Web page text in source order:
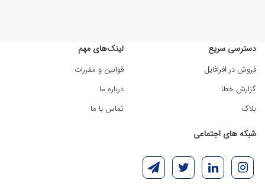
دسترسی سریع
فروش در افرافایل
گزارش خطا
بلاگ
لینک‌های مهم
قوانین و مقررات
درباره ما
تماس با ما
شبکه های اجتماعی